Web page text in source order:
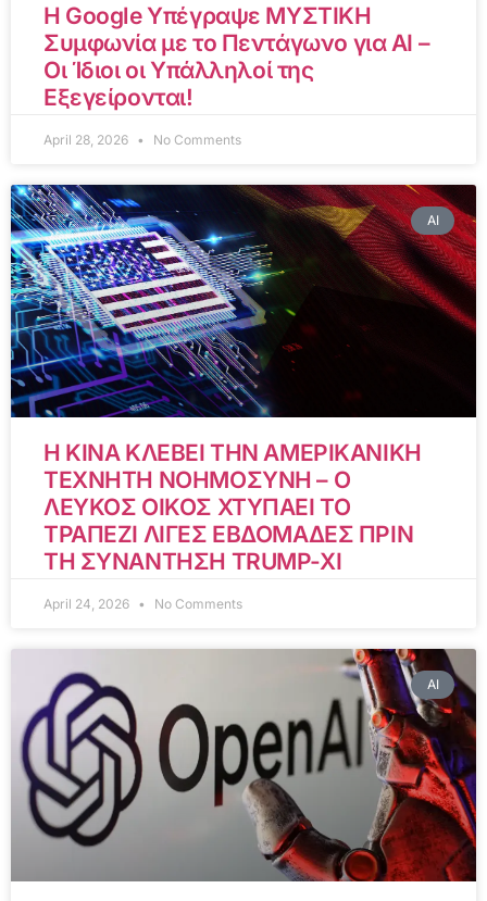
Η Google Υπέγραψε ΜΥΣΤΙΚΗ
Συμφωνία με το Πεντάγωνο για AI –
Οι Ίδιοι οι Υπάλληλοί της
Εξεγείρονται!
April 28, 2026 No Comments
AI
Η ΚΙΝΑ ΚΛΕΒΕΙ ΤΗΝ ΑΜΕΡΙΚΑΝΙΚΗ
ΤΕΧΝΗΤΗ ΝΟΗΜΟΣΥΝΗ – Ο
ΛΕΥΚΟΣ ΟΙΚΟΣ ΧΤΥΠΑΕΙ ΤΟ
ΤΡΑΠΕΖΙ ΛΙΓΕΣ ΕΒΔΟΜΑΔΕΣ ΠΡΙΝ
ΤΗ ΣΥΝΑΝΤΗΣΗ TRUMP-XI
April 24, 2026 No Comments
AI